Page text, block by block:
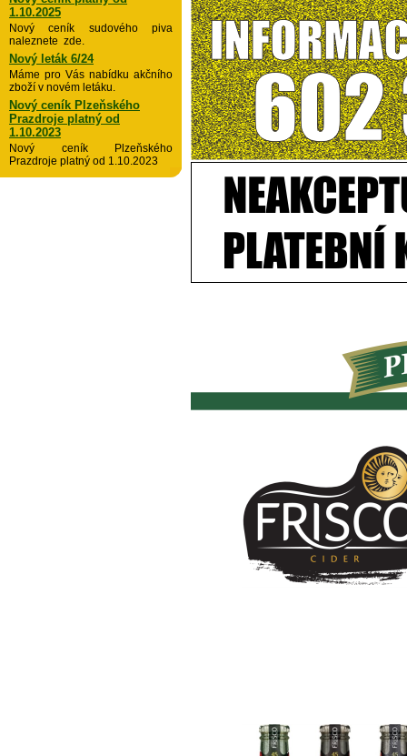
1.10.2025
Nový ceník sudového piva
naleznete zde.
Nový leták 6/24
Máme pro Vás nabídku akčního
zboží v novém letáku.
Nový ceník Plzeňského
Prazdroje platný od
1.10.2023
Nový ceník Plzeňského
Prazdroje platný od 1.10.2023